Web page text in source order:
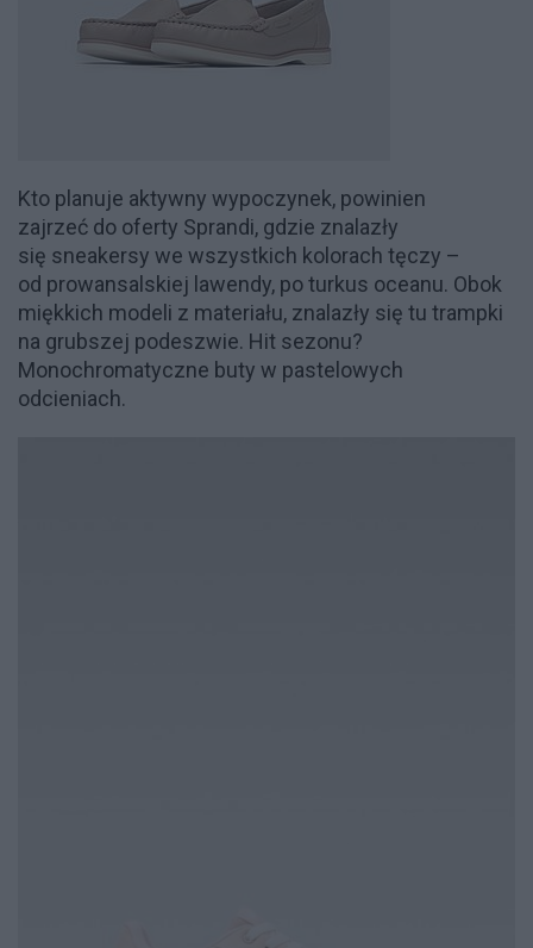
Kto planuje aktywny wypoczynek, powinien
zajrzeć do oferty Sprandi, gdzie znalazły
się sneakersy we wszystkich kolorach tęczy –
od prowansalskiej lawendy, po turkus oceanu. Obok
miękkich modeli z materiału, znalazły się tu trampki
na grubszej podeszwie. Hit sezonu?
Monochromatyczne buty w pastelowych
odcieniach.